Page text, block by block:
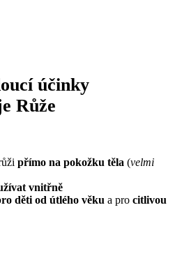
účinky
Růže
přímo na pokožku těla (velmi
vnitřně
děti od útlého věku a pro citlivou